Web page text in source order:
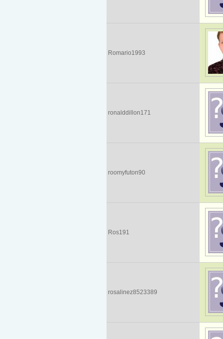
Romario1993
ronalddillon171
roomyfuton90
Ros191
rosalinez8523389